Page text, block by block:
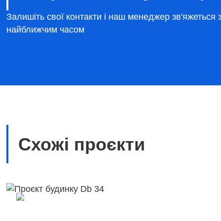
Залишіть свої контакти і наш менеджер зв'яжеться
найближчим часом
Схожі проєкти